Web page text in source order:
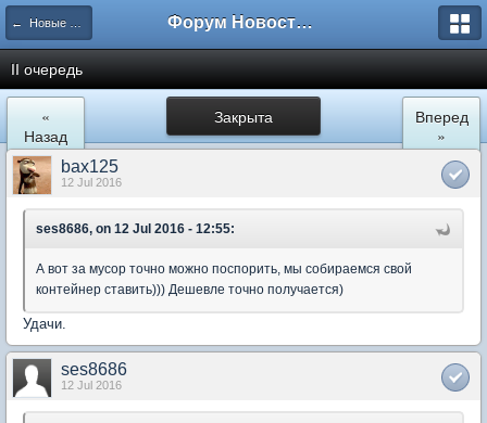
← Новые Водники Форум Новостройки
II очередь
Закрыта
«
Назад
Вперед
»
bax125
12 Jul 2016
ses8686, on 12 Jul 2016 - 12:55:
А вот за мусор точно можно поспорить, мы собираемся свой
контейнер ставить))) Дешевле точно получается)
Удачи.
ses8686
12 Jul 2016